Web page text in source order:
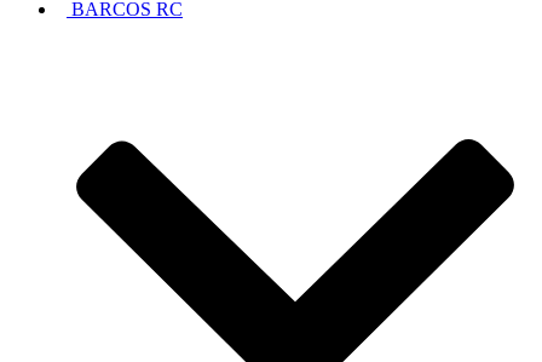
BARCOS RC